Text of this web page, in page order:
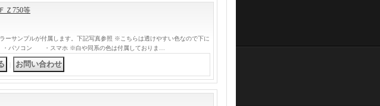
Ｚ750等
ーサンプルが付属します。下記写真参照 ※こちらは透けやすい色なので下に
・パソコン ・スマホ ※白や同系の色は付属しておりま…